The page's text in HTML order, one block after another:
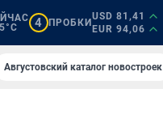
4 ПРОБКИ
USD 81,41
EUR 94,06
Августовский каталог новостроек